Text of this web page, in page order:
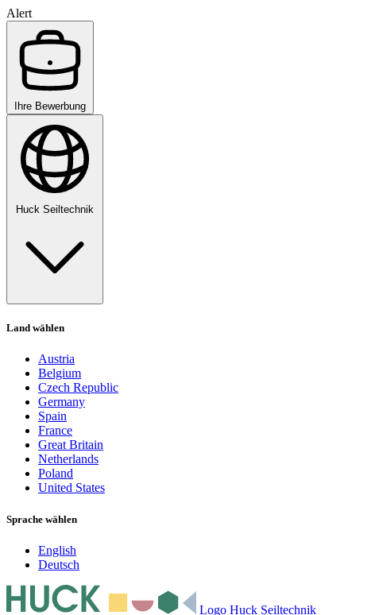
Alert
Ihre Bewerbung
Huck Seiltechnik
Land wählen
Austria
Belgium
Czech Republic
Germany
Spain
France
Great Britain
Netherlands
Poland
United States
Sprache wählen
English
Deutsch
Logo Huck Seiltechnik